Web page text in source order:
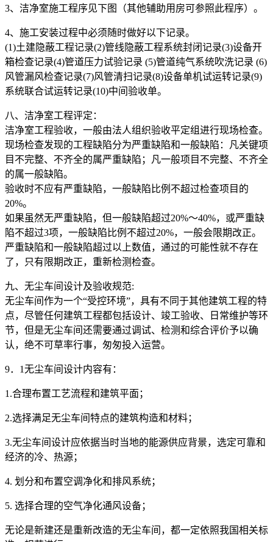
3、洁净室施工程序见下图（其他辅助用房可参照此程序）。
4、施工安装过程中必须随时做好以下记录。
(1)土建隐蔽工程记录(2)管线隐蔽工程系统封闭记录(3)设备开
箱检查记录(4)管道压力试验记录 (5)管道纯气系统吹洗记录 (6)
风管漏风检查记录(7)风管清扫记录(8)设备单机试运转记录(9)
系统联合试运转记录(10)中间验收单。
八、洁净室工程评定：
洁净室工程验收，一般由法人组织验收平定组进行现场检查。
现场检查发现的工程缺陷分为严重缺陷和一般缺陷：凡关键项
目不完整、不齐全的属严重缺陷；凡一般项目不完整、不齐全
的属一般缺陷。
验收时不应有严重缺陷，一般缺陷比例不超过检查项目的
20%。
如果虽然无严重缺陷，但一般缺陷超过20%～40%，或严重缺
陷不超过3项，一般缺陷比例不超过20%，一般会限期改正。
严重缺陷和一般缺陷超过以上数值，通过的可能性就不存在
了，只有限期改正，重新检测检查。
九、无尘车间设计及验收规范:
无尘车间作为一个“受控环境”，具有不同于其他建筑工程的特
点，尽管任何建筑工程都包括设计、竣工验收、日常维护等环
节，但是无尘车间还需要通过调试、检测和综合评价予以确
认，绝不可草率行事，匆匆投入运营。
9．1无尘车间设计内容有：
1.合理布置工艺流程和建筑平面；
2.选择满足无尘车间特点的建筑构造和材料；
3.无尘车间设计应依据当时当地的能源供应背景，选定可靠和
经济的冷、热源；
4. 划分和布置空调净化和排风系统；
5. 选择合理的空气净化通风设备；
无论是新建还是重新改造的无尘车间，都一定依照我国相关标